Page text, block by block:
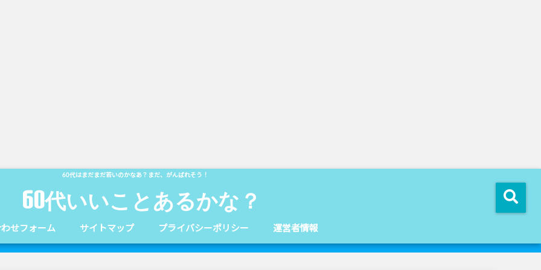
60代はまだまだ若いのかなあ？まだ、がんばれそう！
60代いいことあるかな？
せフォーム サイトマップ プライバシーポリシー 運営者情報